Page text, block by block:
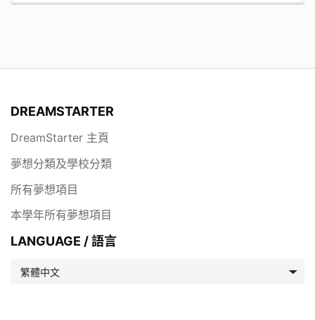
DREAMSTARTER
DreamStarter 主頁
夢想分類及學校分類
所有夢想項目
本學年所有夢想項目
LANGUAGE / 語言